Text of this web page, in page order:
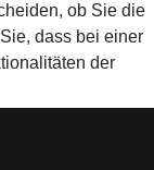
ob Sie die
dass bei einer
der